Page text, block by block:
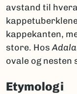
avstand til
kappekanten,
store. Hos
ovale og nesten
Etymologi